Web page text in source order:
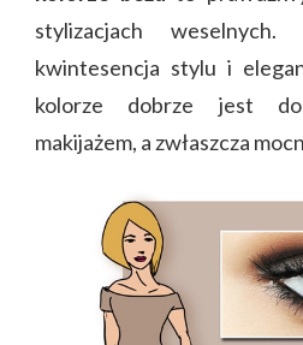
stylizacjach
kwintesencja stylu i
kolorze dobrze jest
makijażem, a zwłaszcza